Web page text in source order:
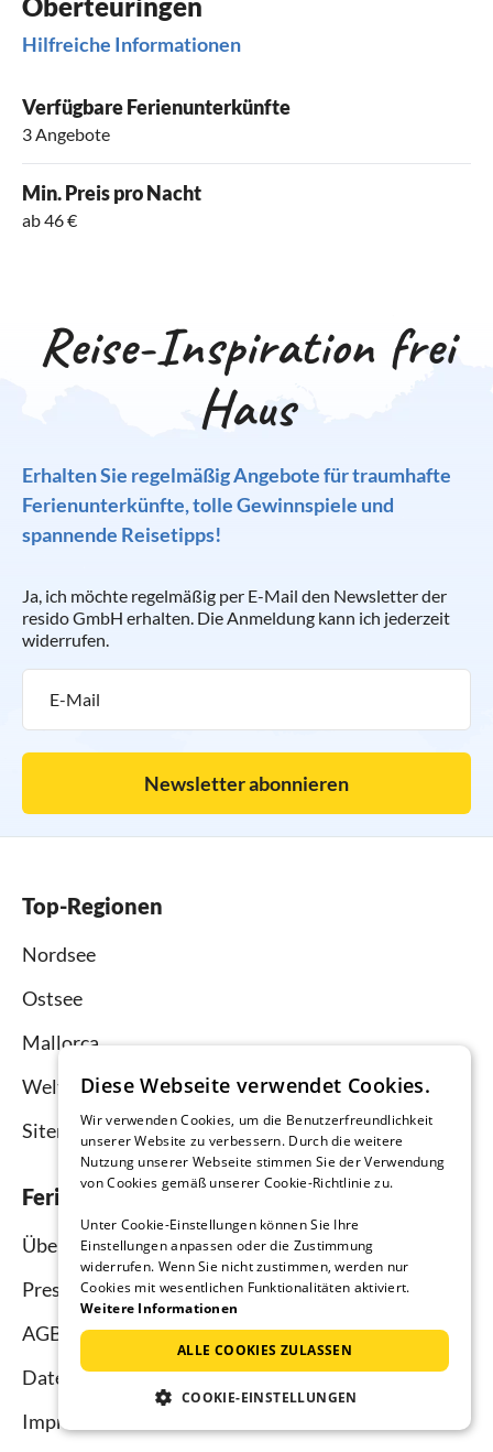
Hilfreiche Informationen
Verfügbare Ferienunterkünfte
3 Angebote
Min. Preis pro Nacht
ab 46 €
Reise-Inspiration frei
Haus
Erhalten Sie regelmäßig Angebote für traumhafte
Ferienunterkünfte, tolle Gewinnspiele und
spannende Reisetipps!
Ja, ich möchte regelmäßig per E-Mail den Newsletter der
resido GmbH erhalten. Die Anmeldung kann ich jederzeit
widerrufen.
Newsletter abonnieren
Top-Regionen
Nordsee
Ostsee
Mallorca
Weltweit
Sitemap
Ferienhausmiete.de
Über uns
Presse
AGB
Datenschutz
Impressum
Diese Webseite verwendet Cookies.
Wir verwenden Cookies, um die Benutzerfreundlichkeit
unserer Website zu verbessern. Durch die weitere
Nutzung unserer Webseite stimmen Sie der Verwendung
von Cookies gemäß unserer Cookie-Richtlinie zu.
Unter Cookie-Einstellungen können Sie Ihre
Einstellungen anpassen oder die Zustimmung
widerrufen. Wenn Sie nicht zustimmen, werden nur
Cookies mit wesentlichen Funktionalitäten aktiviert.
Weitere Informationen
ALLE COOKIES ZULASSEN
COOKIE-EINSTELLUNGEN